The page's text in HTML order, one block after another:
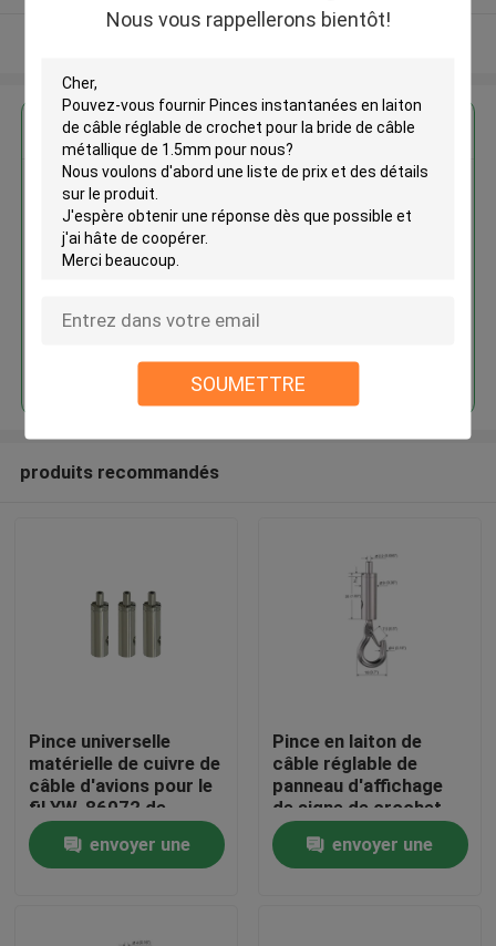
Nous vous rappellerons bientôt!
SOUMETTRE
Maison
Des produits
câble réglable de crochet pour
la bride de câble métallique de
Continuer
produits recommandés
Pince universelle
matérielle de cuivre de
câble d'avions pour le
fil YW-86072 de
1.5mm
envoyer une
Pince en laiton de
câble réglable de
panneau d'affichage
de signe de crochet
pour le système
accrochantenvoyer une